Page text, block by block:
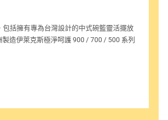
括擁有專為台灣設計的中式碗籃靈活擺放
造伊萊克斯極淨呵護 900 / 700 / 500 系列